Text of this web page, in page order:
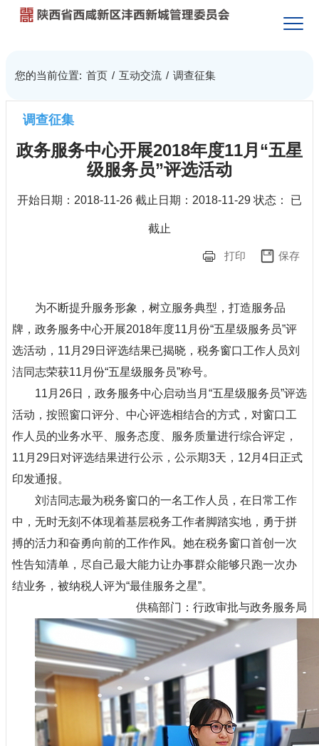
您的当前位置: 首页 / 互动交流 / 调查征集
调查征集
政务服务中心开展2018年度11月“五星
级服务员”评选活动
开始日期： 2018-11-26 截止日期： 2018-11-29 状态： 已
截止
打印 保存
为不断提升服务形象，树立服务典型，打造服务品
牌，政务服务中心开展2018年度11 月份“五星级服务员”评
选活动， 11 月 29日评选结果已揭晓， 税务窗口工作人员刘
洁同志荣获11 月份“五星级服务员”称号。
11 月 26日，政务服务中心启动当月 “五星级服务员”评选
活动，按照窗口评分、中心评选相结合的方式，对窗口工
作人员的业务水平、服务态度、服务质量进行综合评定，
11 月 29日对评选结果进行公示，公示期3天， 12 月 4日正式
印发通报。
刘洁同志最为税务窗口的一名工作人员，在日常工作
中，无时无刻不体现着基层税务工作者脚踏实地，勇于拼
搏的活力和奋勇向前的工作作风。她在税务窗口首创一次
性告知清单，尽自己最大能力让办事群众能够只跑一次办
结业务， 被纳税人评为“最佳服务之星”。
供稿部门：行政审批与政务服务局